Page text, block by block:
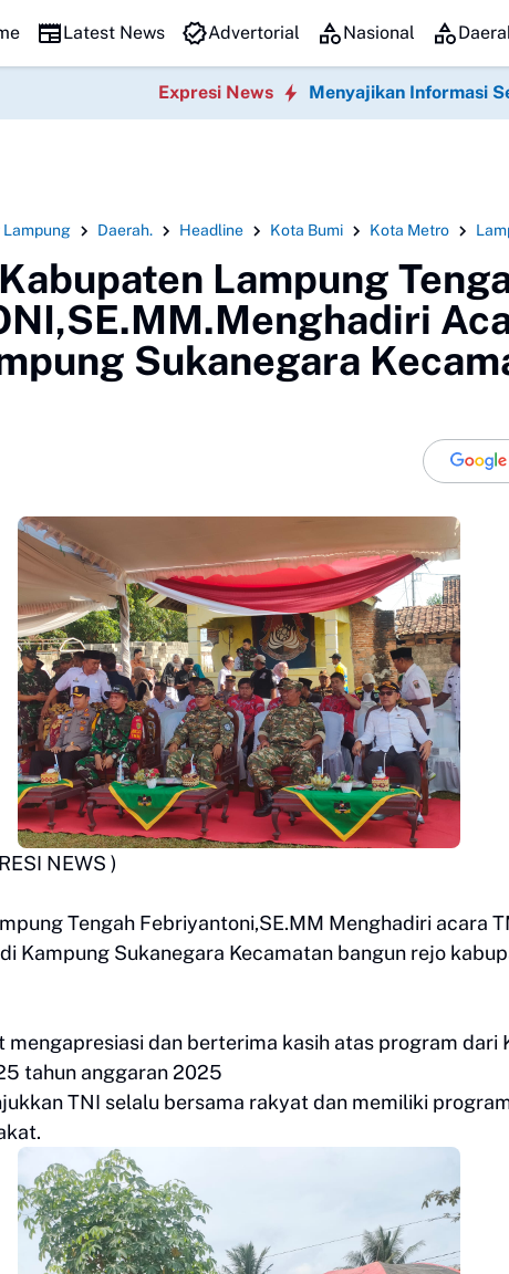
Zulkifli Hasan (PZH)resmi di lantik , sekaligus Rapat Kerja
Latest News Advertorial Nasional
Expresi News Menyajikan Informasi
Lampung Daerah. Headline Kota Bumi Kota Metro
Lampung
Sukanegara
NEWS )
Tengah Febriyantoni,SE.MM Menghadiri acara
Kampung Sukanegara Kecamatan bangun rejo
mengapresiasi dan berterima kasih atas program dari
tahun anggaran 2025
TNI selalu bersama rakyat dan memiliki